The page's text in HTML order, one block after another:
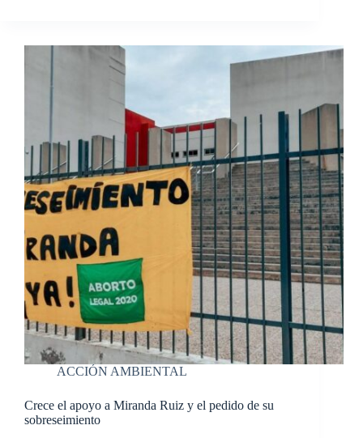
ACCIÓN AMBIENTAL
Crece el apoyo a Miranda Ruiz y el pedido de su
sobreseimiento